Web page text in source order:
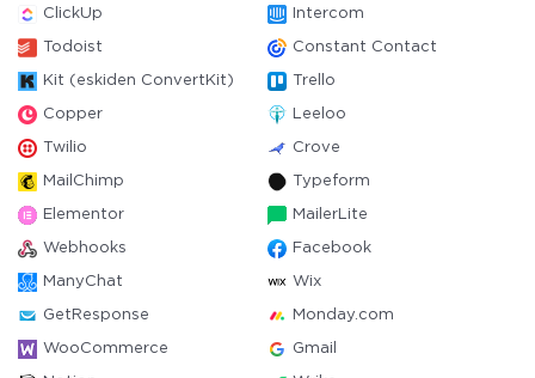
ClickUp Intercom
Todoist Constant Contact
Kit (eskiden ConvertKit) Trello
Copper Leeloo
Twilio Crove
MailChimp Typeform
Elementor MailerLite
Webhooks Facebook
ManyChat Wix
GetResponse Monday.com
WooCommerce Gmail